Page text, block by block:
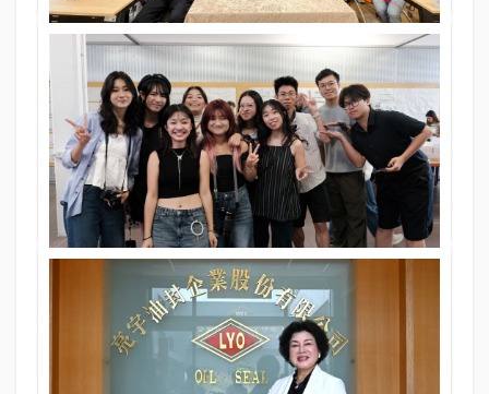
校園采風
有溫度的企業家 有深度的讀書人
11 Nov 2025 397期 文．圖／逢甲大學商學院
義大利WAVE工作營
11 Nov 2025 397期 文．圖／Lorena Alessio黃港棋